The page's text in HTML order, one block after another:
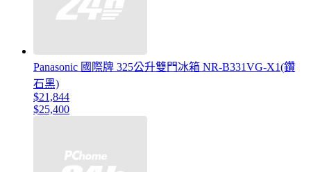
Panasonic 國際牌 325公升雙門冰箱 NR-B331VG-X1(鑽
石黑)
$21,844
$25,400